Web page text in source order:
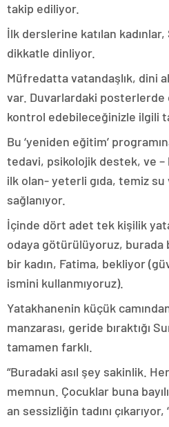
takip ediliyor.
İlk derslerine katılan kadınlar,
dikkatle dinliyor.
Müfredatta vatandaşlık, dini
var. Duvarlardaki posterlerde
kontrol edebileceğinizle ilgili
Bu ‘yeniden eğitim’
tedavi, psikolojik destek, ve –
ilk olan- yeterli gıda, temiz su
sağlanıyor.
İçinde dört adet tek kişilik
odaya götürülüyoruz, burada
bir kadın, Fatima, bekliyor
ismini kullanmıyoruz).
Yatakhanenin küçük
manzarası, geride bıraktığı
tamamen farklı.
“Buradaki asıl şey sakinlik.
memnun. Çocuklar buna
an sessizliğin tadını çıkarıyor,